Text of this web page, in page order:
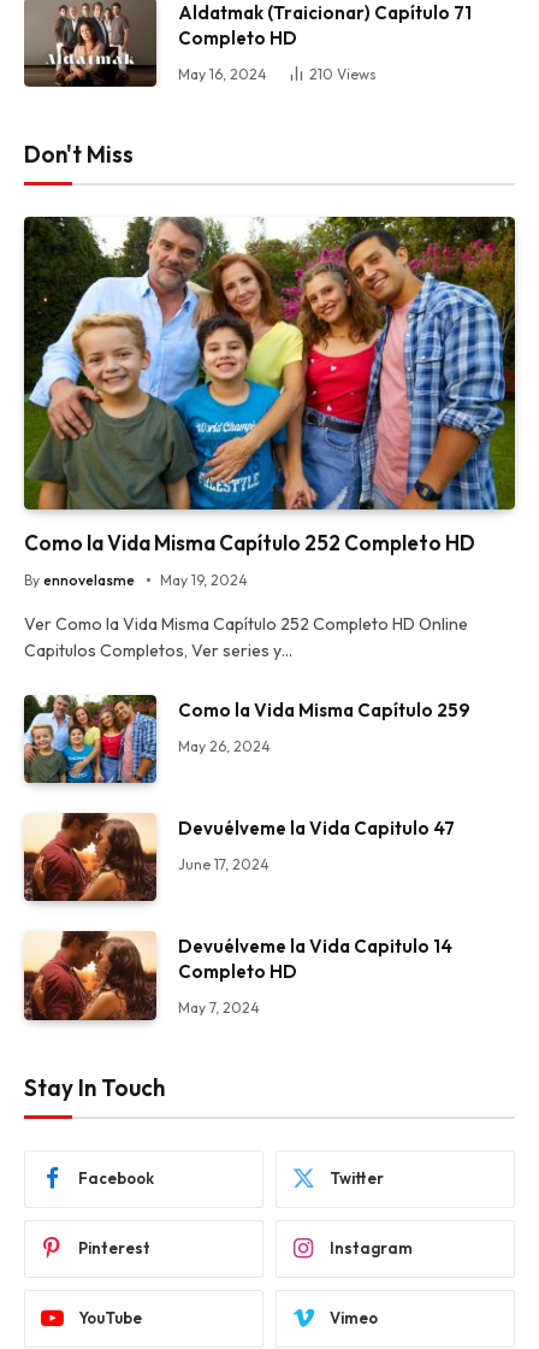
Aldatmak (Traicionar) Capítulo 71
Completo HD
May 16, 2024 210 Views
Don't Miss
Como la Vida Misma Capítulo 252 Completo HD
By ennovelasme May 19, 2024
Ver Como la Vida Misma Capítulo 252 Completo HD Online
Capitulos Completos, Ver series y…
Como la Vida Misma Capítulo 259
May 26, 2024
Devuélveme la Vida Capitulo 47
June 17, 2024
Devuélveme la Vida Capitulo 14
Completo HD
May 7, 2024
Stay In Touch
Facebook Twitter
Pinterest Instagram
YouTube Vimeo